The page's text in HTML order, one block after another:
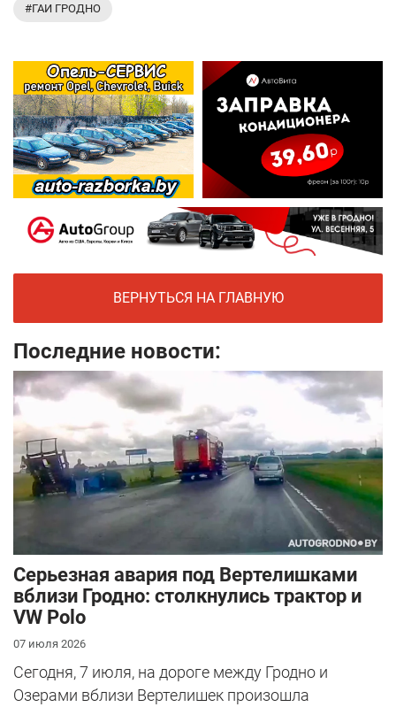
#ГАИ ГРОДНО
ВЕРНУТЬСЯ НА ГЛАВНУЮ
Последние новости:
Серьезная авария под Вертелишками
вблизи Гродно: столкнулись трактор и
VW Polo
07 июля 2026
Сегодня, 7 июля, на дороге между Гродно и
Озерами вблизи Вертелишек произошла